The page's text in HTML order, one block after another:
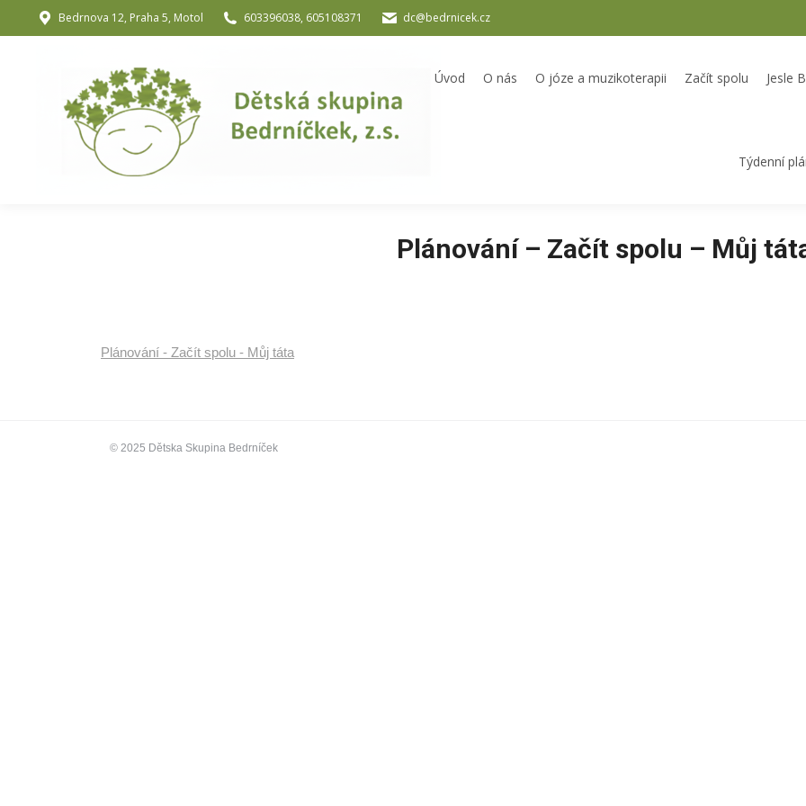
Bedrnova 12, Praha 5, Motol 603396038, 605108371 dc@bedrnicek.cz
Úvod O nás O józe a muzikoterapii Začít spolu Jesle
Týdenní
Plánování – Začít spolu – Můj
Plánování - Začít spolu - Můj táta
© 2025 Dětska Skupina Bedrníček
Úvod O nás O józe a muzikoterapii Začít spolu Jesle Bedrníček Školka Bedrníček